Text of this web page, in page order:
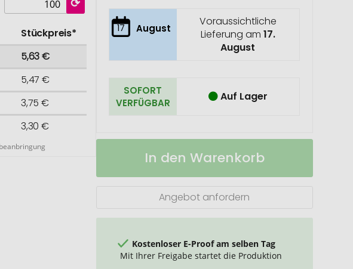
Stückpreis*
5,63 €
5,47 €
3,75 €
3,30 €
17 August
Voraussichtliche
Lieferung am 17.
August
SOFORT
VERFÜGBAR
Auf Lager
rPET
GripCleaner®
Mousepad
Auf
In den Warenkorb
Angebot anfordern
Kostenloser E-Proof am selben Tag
Mit Ihrer Freigabe startet die Produktion